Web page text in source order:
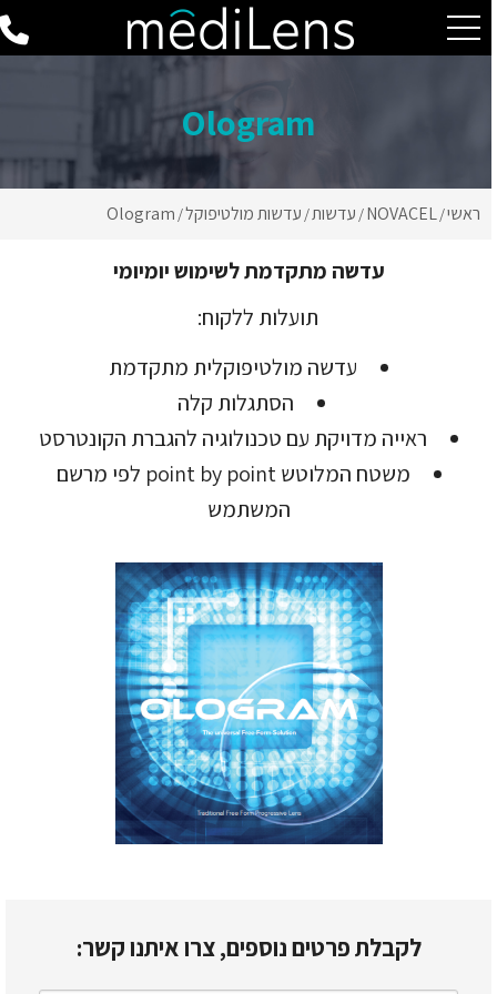
Ologram
ראשי/
NOVACEL
/ עדשות/ עדשות מולטיפוקל/
Ologram
עדשה מתקדמת לשימוש יומיומי
תועלות ללקוח:
עדשה מולטיפוקלית מתקדמת
הסתגלות קלה
ראייה מדויקת עם טכנולוגיה להגברת הקונטרסט
משטח המלוטש point by point לפי מרשם
המשתמש
לקבלת פרטים נוספים, צרו איתנו קשר: